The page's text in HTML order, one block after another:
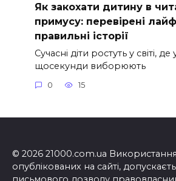
Як закохати дитину в
примусу: перевірені
правильні історії
Сучасні діти ростуть у світі, де
щосекунди виборюють
0 15
© 2026 21000.com.ua Використання
опублікованих на сайті,